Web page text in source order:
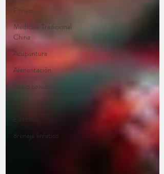
Fitness
Medicina Tradicional
China
Acupuntura
Alimentación
Suelo pelvico
Menopausia
Ejercicio
drenaje linfatico